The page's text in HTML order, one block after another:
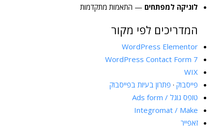
לוגיקה למפתחים — התאמות מתקדמות
המדריכים לפי מקור
WordPress Elementor
WordPress Contact Form 7
WIX
פייסבוק· פתרון בעיות בפייסבוק
טופס גוגל / Ads form
Integromat / Make
זאפייר